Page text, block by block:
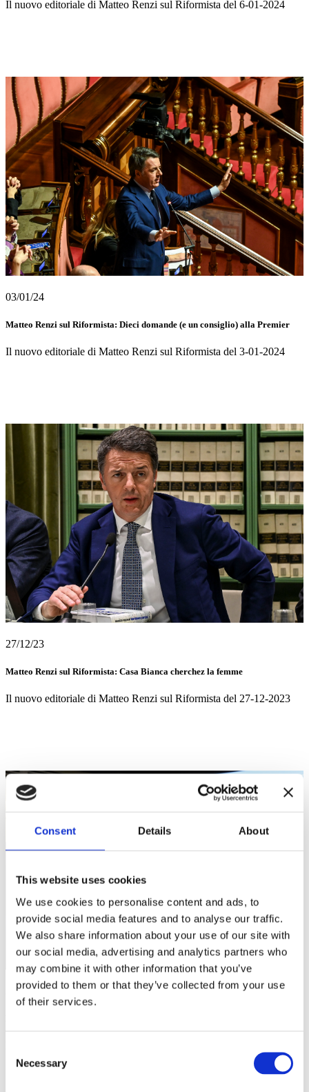
Consent Details About
This website uses cookies
We use cookies to personalise content and ads, to
provide social media features and to analyse our traffic.
We also share information about your use of our site with
our social media, advertising and analytics partners who
may combine it with other information that you’ve
provided to them or that they’ve collected from your use
of their services.
Selection
Necessary
Il nuovo editoriale di Matteo Renzi sul Riformista del 6-01-2024
03/01/24
Matteo Renzi sul Riformista: Dieci domande (e un consiglio) alla Premier
Il nuovo editoriale di Matteo Renzi sul Riformista del 3-01-2024
27/12/23
Matteo Renzi sul Riformista: Casa Bianca cherchez la femme
Il nuovo editoriale di Matteo Renzi sul Riformista del 27-12-2023
20/12/23